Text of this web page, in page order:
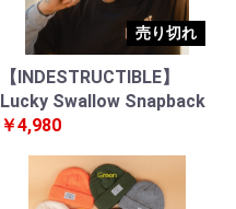
売り切れ
【INDESTRUCTIBLE】
Lucky Swallow Snapback
￥4,980